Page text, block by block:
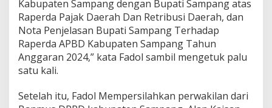
Kabupaten Sampang dengan Bupati Sampang atas
Raperda Pajak Daerah Dan Retribusi Daerah, dan
Nota Penjelasan Bupati Sampang Terhadap
Raperda APBD Kabupaten Sampang Tahun
Anggaran 2024,” kata Fadol sambil mengetuk palu
satu kali.
Setelah itu, Fadol Mempersilahkan perwakilan dari